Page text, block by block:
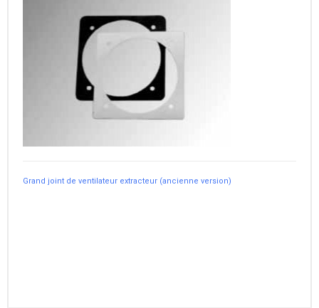
Grand joint de ventilateur extracteur (ancienne version)